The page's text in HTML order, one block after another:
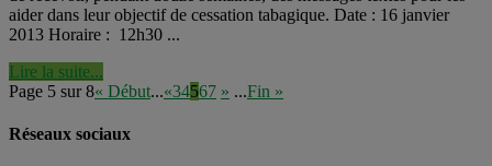
aider dans leur objectif de cessation tabagique. Date : 16 janvier
2013 Horaire : 12h30 ...
Lire la suite...
Page 5 sur 8« Début...«34567 » ...Fin »
Réseaux sociaux